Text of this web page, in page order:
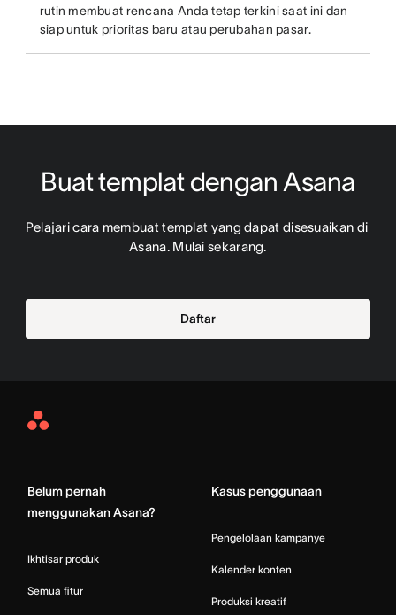
rutin membuat rencana Anda tetap terkini saat ini dan
siap untuk prioritas baru atau perubahan pasar.
Buat templat dengan Asana
Pelajari cara membuat templat yang dapat disesuaikan di
Asana. Mulai sekarang.
Daftar
Asana
Belum pernah
menggunakan Asana?
Ikhtisar produk
Semua fitur
Kasus penggunaan
Pengelolaan kampanye
Kalender konten
Produksi kreatif